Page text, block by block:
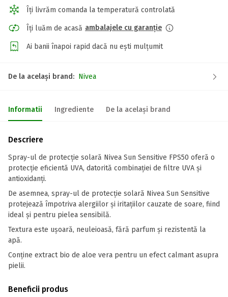
Îți livrăm comanda la temperatură controlată
Îți luăm de acasă ambalajele cu garanție
Ai banii înapoi rapid dacă nu ești mulțumit
De la același brand: Nivea
Informatii Ingrediente De la același brand
Descriere
Spray-ul de protecție solară Nivea Sun Sensitive FPS50 oferă o
protecție eficientă UVA, datorită combinației de filtre UVA și
antioxidanți.
De asemnea, spray-ul de protecție solară Nivea Sun Sensitive
protejează împotriva alergiilor și iritațiilor cauzate de soare, fiind
ideal și pentru pielea sensibilă.
Textura este ușoară, neuleioasă, fără parfum și rezistentă la
apă.
Conține extract bio de aloe vera pentru un efect calmant asupra
pielii.
Beneficii produs